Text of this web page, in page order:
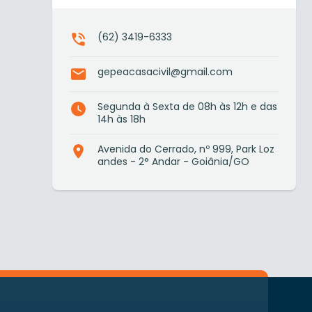
(62) 3419-6333
gepeacasacivil@gmail.com
Segunda à Sexta de 08h às 12h e das
14h às 18h
Avenida do Cerrado, nº 999, Park Loz
andes - 2° Andar - Goiânia/GO